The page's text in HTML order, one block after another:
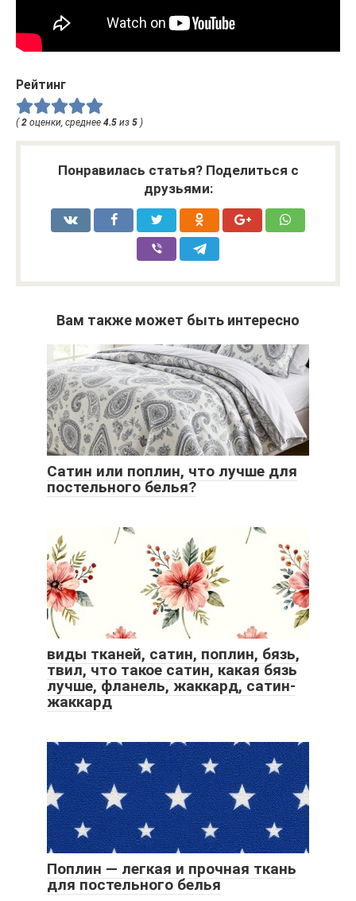
Рейтинг
( 2 оценки, среднее 4.5 из 5 )
Понравилась статья? Поделиться с
друзьями:
Вам также может быть интересно
Сатин или поплин, что лучше для
постельного белья?
виды тканей, сатин, поплин, бязь,
твил, что такое сатин, какая бязь
лучше, фланель, жаккард, сатин-
жаккард
Поплин — легкая и прочная ткань
для постельного белья